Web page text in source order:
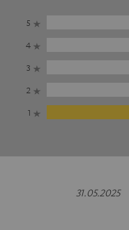
5
4
3
2
1
31.05.2025